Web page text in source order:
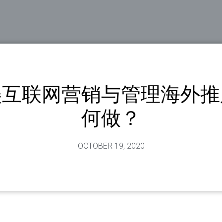
联网营销与管理海外
何做？
OCTOBER 19, 2020